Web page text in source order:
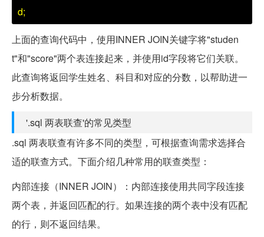
d;
上面的查询代码中，使用INNER JOIN关键字将"studen
t"和"score"两个表连接起来，并使用id字段将它们关联。
此查询将返回学生姓名、科目和对应的分数，以帮助进一
步分析数据。
'.sql 两表联查'的常见类型
.sql 两表联查有许多不同的类型，可根据查询需求选择合
适的联查方式。下面介绍几种常用的联查类型：
内部连接（INNER JOIN）： 内部连接使用共同字段连接
两个表，并返回匹配的行。如果连接的两个表中没有匹配
的行，则不返回结果。